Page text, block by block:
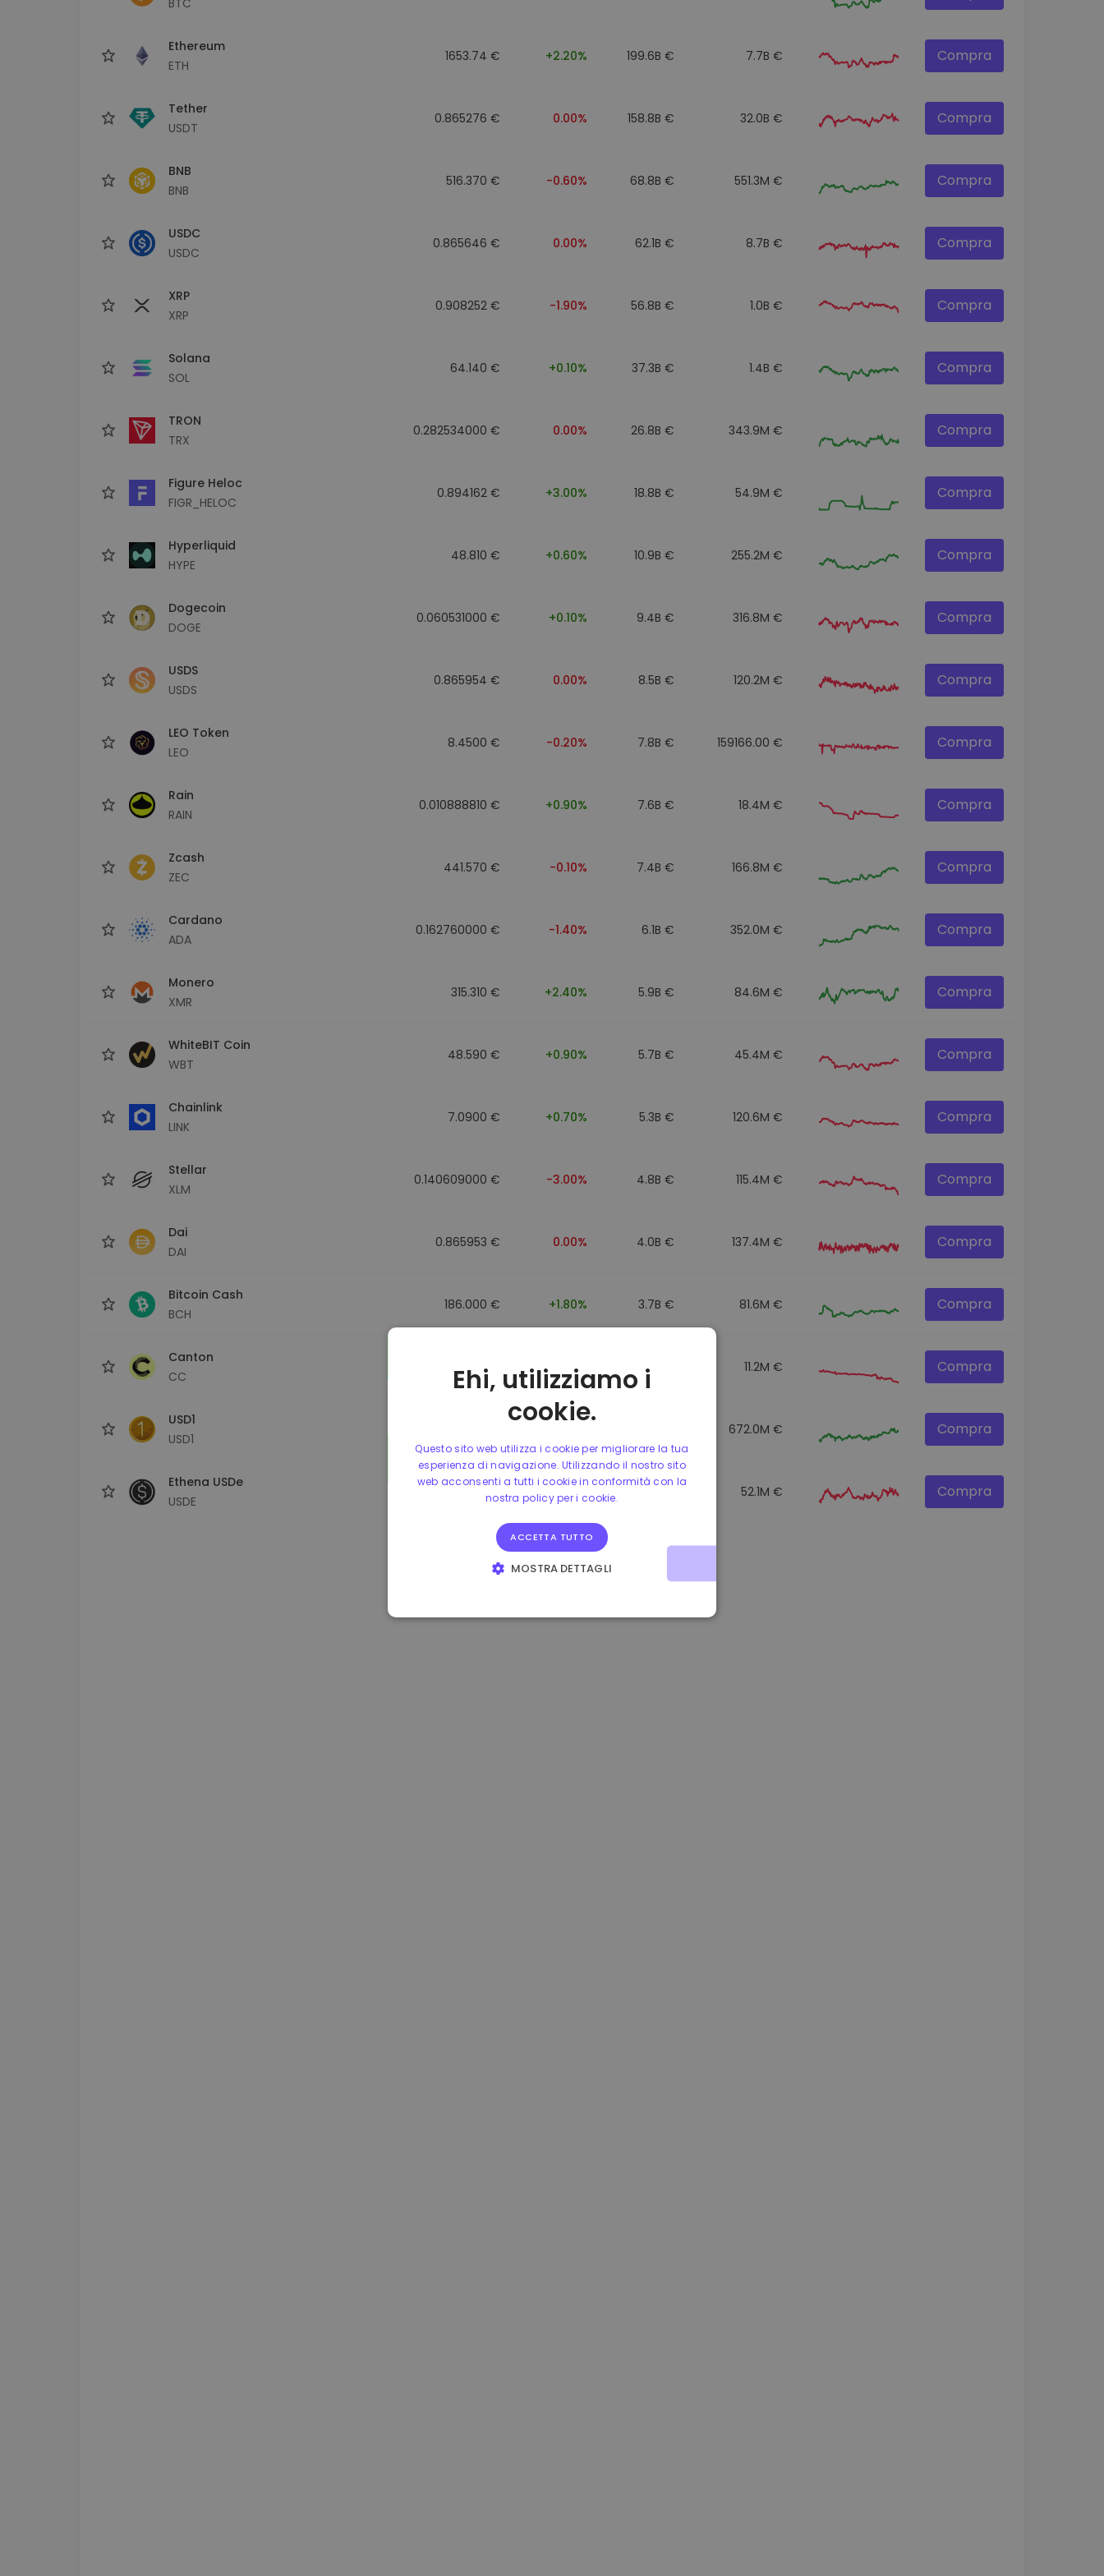
Ethereum
ETH
1653.74 € +2.20% 199.6B € 7.7B € Compra
Tether
USDT
0.865276 € 0.00% 158.8B € 32.0B € Compra
BNB
BNB
516.370 € -0.60% 68.8B € 551.3M € Compra
USDC
USDC
0.865646 € 0.00% 62.1B € 8.7B € Compra
XRP
XRP
0.908252 € -1.90% 56.8B € 1.0B € Compra
Solana
SOL
64.140 € +0.10% 37.3B € 1.4B € Compra
TRON
TRX
0.282534000 € 0.00% 26.8B € 343.9M € Compra
Figure Heloc
FIGR_HELOC
0.894162 € +3.00% 18.8B € 54.9M € Compra
Hyperliquid
HYPE
48.810 € +0.60% 10.9B € 255.2M € Compra
Dogecoin
DOGE
0.060531000 € +0.10% 9.4B € 316.8M € Compra
USDS
USDS
0.865954 € 0.00% 8.5B € 120.2M € Compra
LEO Token
LEO
8.4500 € -0.20% 7.8B € 159166.00 € Compra
Rain
RAIN
0.010888810 € +0.90% 7.6B € 18.4M € Compra
Zcash
ZEC
441.570 € -0.10% 7.4B € 166.8M € Compra
Cardano
ADA
0.162760000 € -1.40% 6.1B € 352.0M € Compra
Monero
XMR
315.310 € +2.40% 5.9B € 84.6M € Compra
WhiteBIT Coin
WBT
48.590 € +0.90% 5.7B € 45.4M € Compra
Chainlink
LINK
7.0900 € +0.70% 5.3B € 120.6M € Compra
Stellar
XLM
0.140609000 € -3.00% 4.8B € 115.4M € Compra
Dai
DAI
0.865953 € 0.00% 4.0B € 137.4M € Compra
Bitcoin Cash
BCH
186.000 € +1.80% 3.7B € 81.6M € Compra
Canton
CC
0.088043000 € -6.40% 3.5B € 11.2M € Compra
USD1
USD1
672.0M € Compra
Ethena USDe
USDE
0.00% 52.1M € Compra
Ehi, utilizziamo i
cookie.
Questo sito web utilizza i cookie per migliorare la tua
esperienza di navigazione. Utilizzando il nostro sito
web acconsenti a tutti i cookie in conformità con la
nostra policy per i cookie.
ACCETTA TUTTO
MOSTRA DETTAGLI